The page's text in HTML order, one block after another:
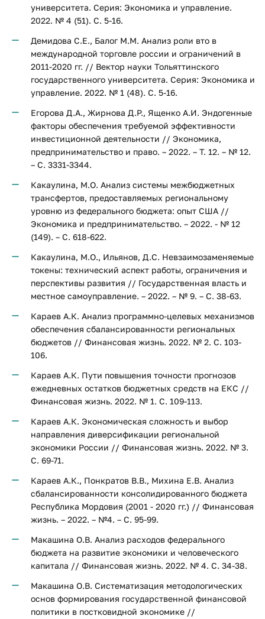
университета. Серия: Экономика и управление.
2022. № 4 (51). С. 5-16.
Демидова С.Е., Балог М.М. Анализ роли вто в
международной торговле россии и ограничений в
2011-2020 гг. // Вектор науки Тольяттинского
государственного университета. Серия: Экономика и
управление. 2022. № 1 (48). С. 5-16.
Егорова Д.А., Жирнова Д.Р., Ященко А.И. Эндогенные
факторы обеспечения требуемой эффективности
инвестиционной деятельности // Экономика,
предпринимательство и право. – 2022. – Т. 12. – № 12.
– С. 3331-3344.
Какаулина, М.О. Анализ системы межбюджетных
трансфертов, предоставляемых региональному
уровню из федерального бюджета: опыт США //
Экономика и предпринимательство. – 2022. - № 12
(149). – C. 618-622.
Какаулина, М.О., Ильянов, Д.C. Невзаимозаменяемые
токены: технический аспект работы, ограничения и
перспективы развития // Государственная власть и
местное самоуправление. – 2022. – № 9. – С. 38-63.
Караев А.К. Анализ программно-целевых механизмов
обеспечения сбалансированности региональных
бюджетов // Финансовая жизнь. 2022. № 2. С. 103-
106.
Караев А.К. Пути повышения точности прогнозов
ежедневных остатков бюджетных средств на ЕКС //
Финансовая жизнь. 2022. № 1. С. 109-113.
Караев А.К. Экономическая сложность и выбор
направления диверсификации региональной
экономики России // Финансовая жизнь. 2022. № 3.
С. 69-71.
Караев А.К., Понкратов В.В., Михина Е.В. Анализ
сбалансированности консолидированного бюджета
Республика Мордовия (2001 - 2020 гг.) // Финансовая
жизнь. – 2022. – №4. – С. 95-99.
Макашина О.В. Анализ расходов федерального
бюджета на развитие экономики и человеческого
капитала // Финансовая жизнь. 2022. № 4. С. 34-38.
Макашина О.В. Систематизация методологических
основ формирования государственной финансовой
политики в постковидной экономике //